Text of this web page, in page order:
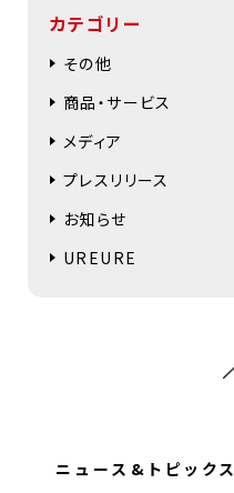
カテゴリー
その他
商品・サービス
メディア
プレスリリース
お知らせ
UREURE
ニュース&トピックス